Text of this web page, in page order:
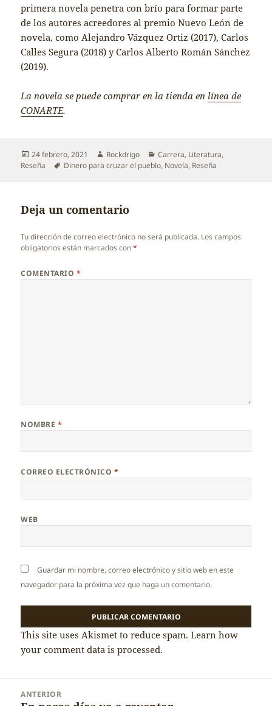
primera novela penetra con brío para formar parte
de los autores acreedores al premio Nuevo León de
novela, como Alejandro Vázquez Ortiz (2017), Carlos
Calles Segura (2018) y Carlos Alberto Román Sánchez
(2019).
La novela se puede comprar en la tienda en línea de
CONARTE.
Publicado
el
24 febrero, 2021 Autor
Rockdrigo Categorías
Carrera, Literatura,
Reseña
Etiquetas
Dinero para cruzar el pueblo, Novela, Reseña
Deja un comentario
Tu dirección de correo electrónico no será publicada. Los campos
obligatorios están marcados con*
COMENTARIO *
NOMBRE *
CORREO ELECTRÓNICO *
WEB
Guardar mi nombre, correo electrónico y sitio web en este
navegador para la próxima vez que haga un comentario.
This site uses Akismet to reduce spam.Learn how
your comment data is processed.
ANTERIOR